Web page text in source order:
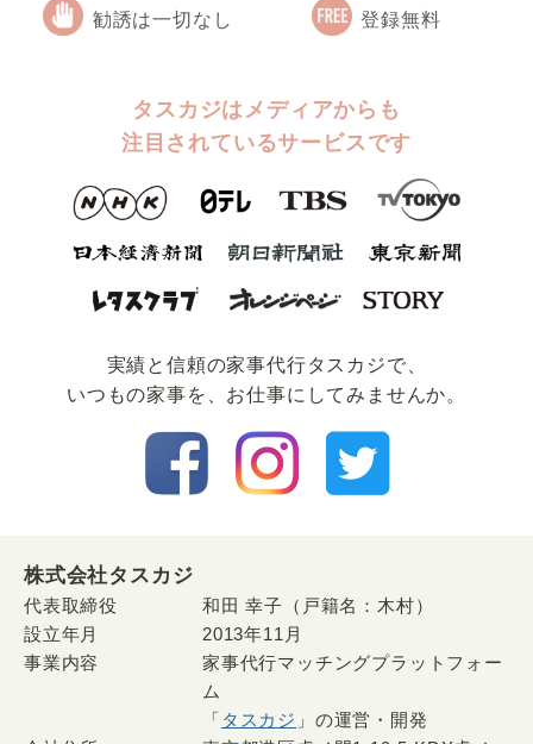
勧誘は一切なし 登録無料
タスカジはメディアからも
注目されているサービスです
実績と信頼の家事代⾏タスカジで、
いつもの家事を、お仕事にしてみませんか。
株式会社タスカジ
代表取締役
和田 幸子（戸籍名：木村）
設立年月
2013年11月
事業内容
家事代行マッチングプラットフォー
ム
「 タスカジ 」の運営・開発